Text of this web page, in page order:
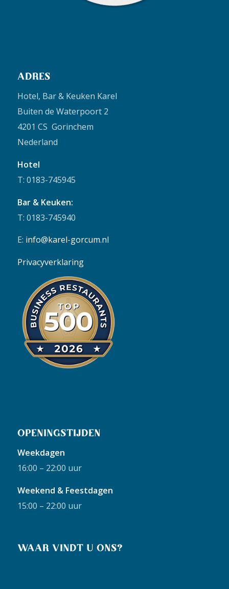
ADRES
Hotel, Bar & Keuken Karel
Buiten de Waterpoort 2
4201 CS Gorinchem
Nederland
Hotel
T: 0183-745945
Bar & Keuken:
T: 0183-745940
E: info@karel-gorcum.nl
Privacyverklaring
OPENINGSTIJDEN
Weekdagen
16:00 – 22:00 uur
Weekend & Feestdagen
15:00 – 22:00 uur
WAAR VINDT U ONS?